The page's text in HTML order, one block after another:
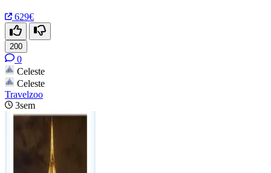
629€
200
0
Celeste
Celeste
Travelzoo
3sem